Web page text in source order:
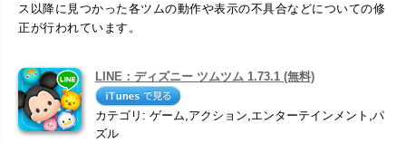
ス以降に見つかった各ツムの動作や表示の不具合などについての修
正が行われています。
LINE：ディズニー ツムツム 1.73.1 (無料)
カテゴリ: ゲーム,アクション,エンターテインメント,パ
ズル